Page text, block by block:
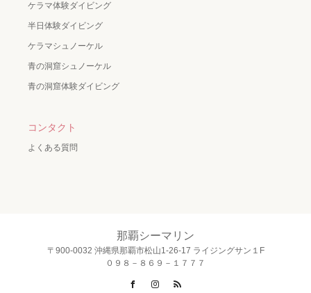
ケラマ体験ダイビング
半日体験ダイビング
ケラマシュノーケル
青の洞窟シュノーケル
青の洞窟体験ダイビング
コンタクト
よくある質問
那覇シーマリン
〒900-0032 沖縄県那覇市松山1-26-17 ライジングサン１F
０９８－８６９－１７７７
FacebookInstagram